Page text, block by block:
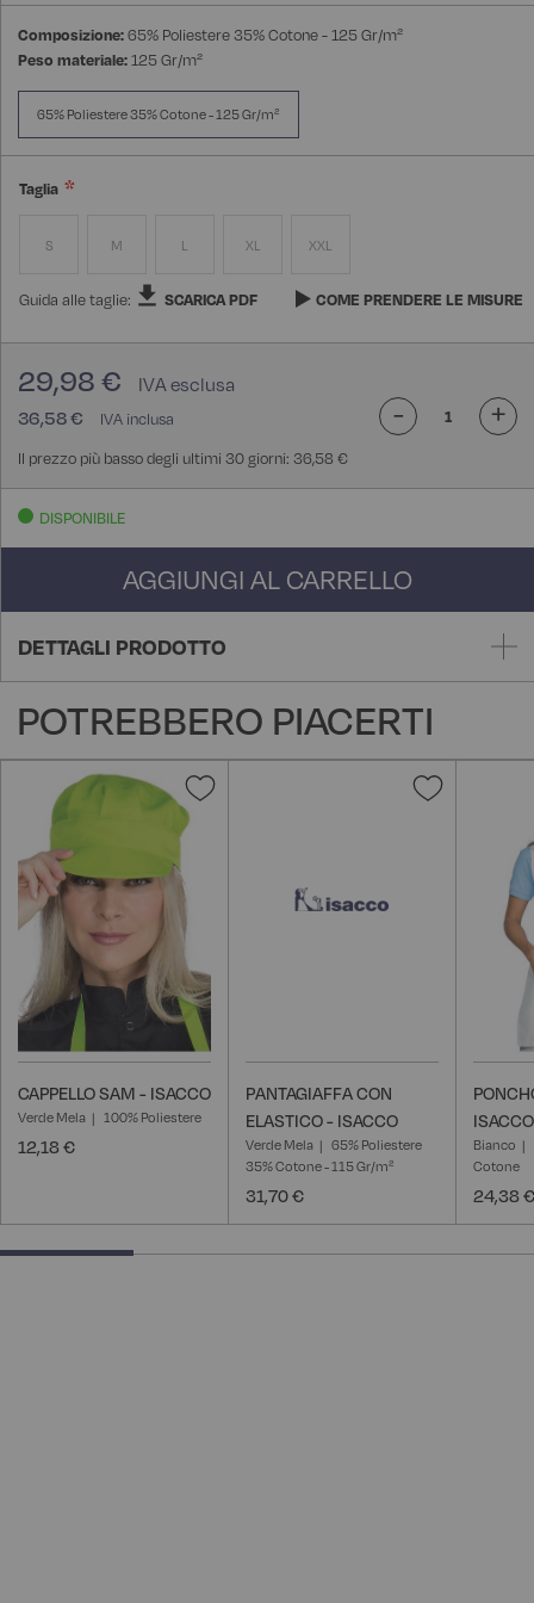
Composizione:65% Poliestere 35% Cotone - 125 Gr/m²
Peso materiale:125 Gr/m²
65% Poliestere 35% Cotone - 125 Gr/m²
Taglia
S M L XL XXL
Guida alle taglie: SCARICA PDF COME PRENDERE LE MISURE
36,58 €
29,98 €
Il prezzo più basso degli ultimi 30 giorni: 36,58 €
- +
DISPONIBILE
AGGIUNGI AL CARRELLO
DETTAGLI PRODOTTO
POTREBBERO PIACERTI
Aggiungi
CAPPELLO SAM - ISACCO
Verde Mela 100% Poliestere
12,18 €
Aggiungi
desideri
PANTAGIAFFA CON
ELASTICO - ISACCO
Verde Mela
65% Poliestere
35% Cotone - 115 Gr/m²
31,70 €
ISACCO
Bianco
Cotone
24,38 €
25% completed